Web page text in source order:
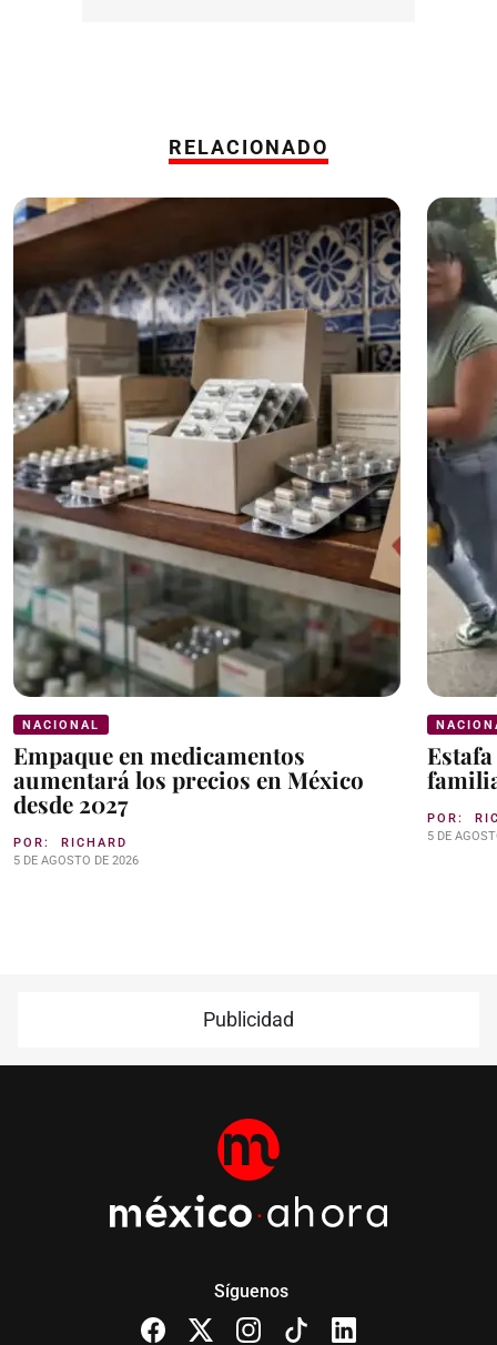
RELACIONADO
NACIONAL
Empaque en medicamentos
aumentará los precios en México
desde 2027
POR: RICHARD
5 DE AGOSTO DE 2026
POR:
5 DE
Publicidad
Síguenos